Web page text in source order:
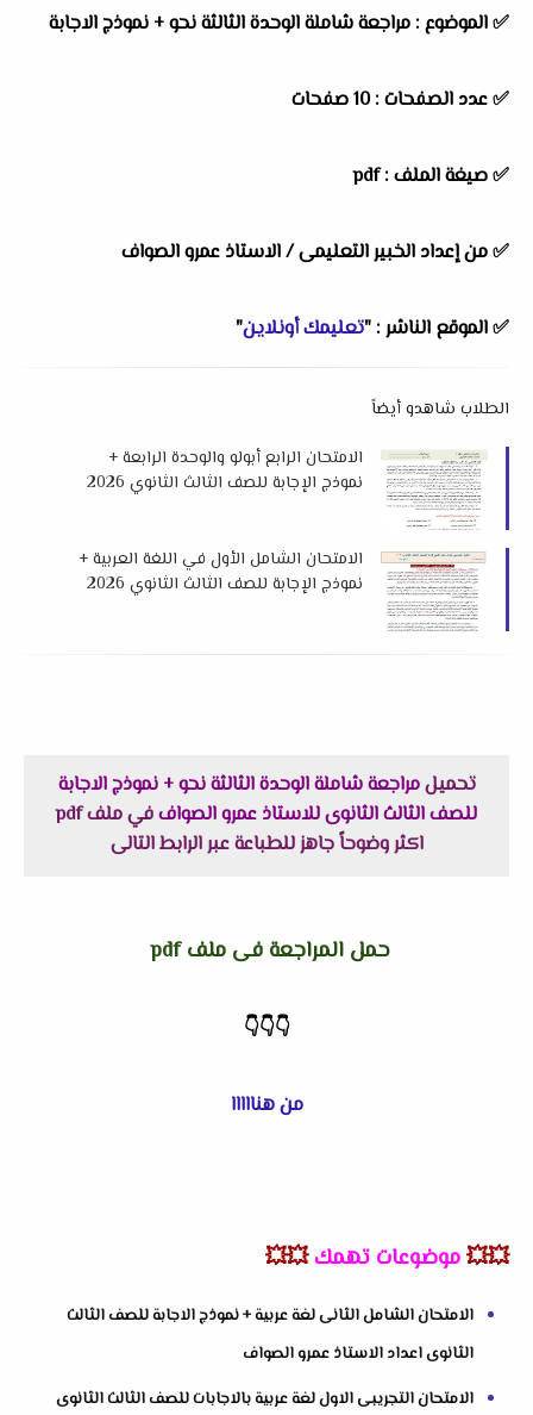
✅ الموضوع : مراجعة شاملة الوحدة الثالثة نحو + نموذج الاجابة
✅ عدد الصفحات : 10 صفحات
✅ صيغة الملف : pdf
✅ من إعداد الخبير التعليمى / الاستاذ عمرو الصواف
✅ الموقع الناشر : "تعليمك أونلاين"
الطلاب شاهدو أيضاً
الامتحان الرابع أبولو والوحدة الرابعة +
نموذج الإجابة للصف الثالث الثانوي 2026
الامتحان الشامل الأول في اللغة العربية +
نموذج الإجابة للصف الثالث الثانوي 2026
تحميلمراجعة شاملة الوحدة الثالثة نحو + نموذج الاجابة
للصف الثالث الثانوى للاستاذ عمرو الصواف
في ملف pdf
اكثر وضوحاً جاهز للطباعة عبر الرابط التالى
حمل المراجعة فى ملف pdf
👇
👇
👇
من هنااااا
💥💥موضوعات تهمك 💥💥
الامتحان الشامل الثانى لغة عربية + نموذج الاجابة للصف الثالث
الثانوى اعداد الاستاذ عمرو الصواف
الامتحان التجريبى الاول لغة عربية بالاجابات للصف الثالث الثانوى